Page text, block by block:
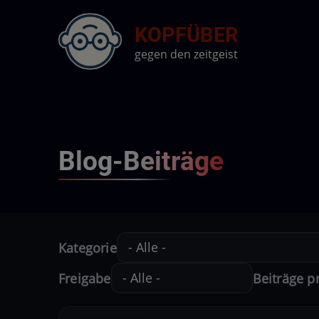
KOPFÜBER
gegen den zeitgeist
Blog-Beiträge
Kategorie
Freigabe
Beiträge